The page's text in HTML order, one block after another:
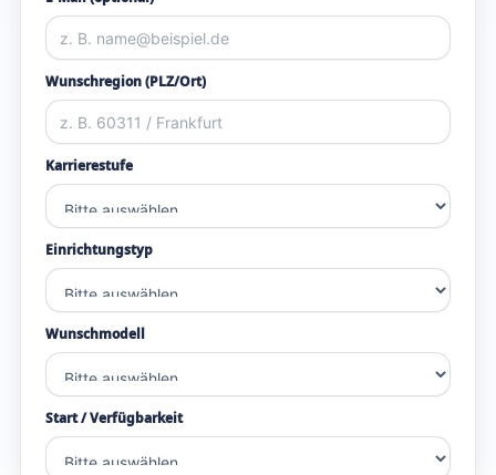
Wunschregion (PLZ/Ort)
Karrierestufe
Einrichtungstyp
Wunschmodell
Start / Verfügbarkeit